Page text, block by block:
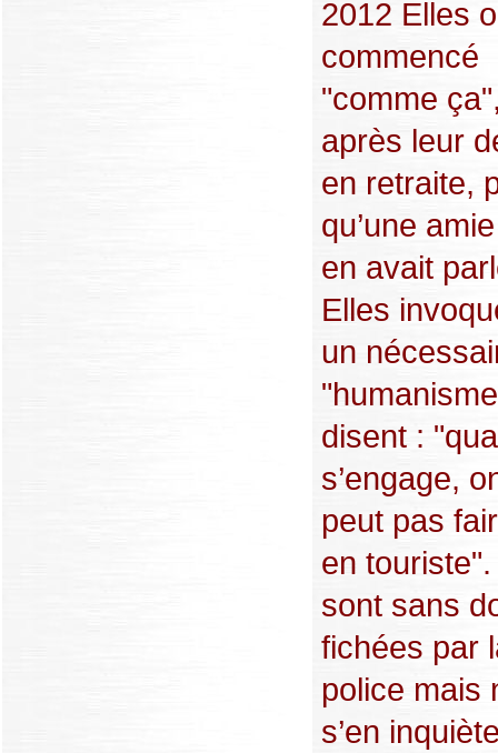
2012 Elles
commencé
"comme
après leur
en retraite,
qu’une
en avait
Elles
un
disent :
s’engage,
peut pas
en
sont sans
fichées par
police mais
s’en